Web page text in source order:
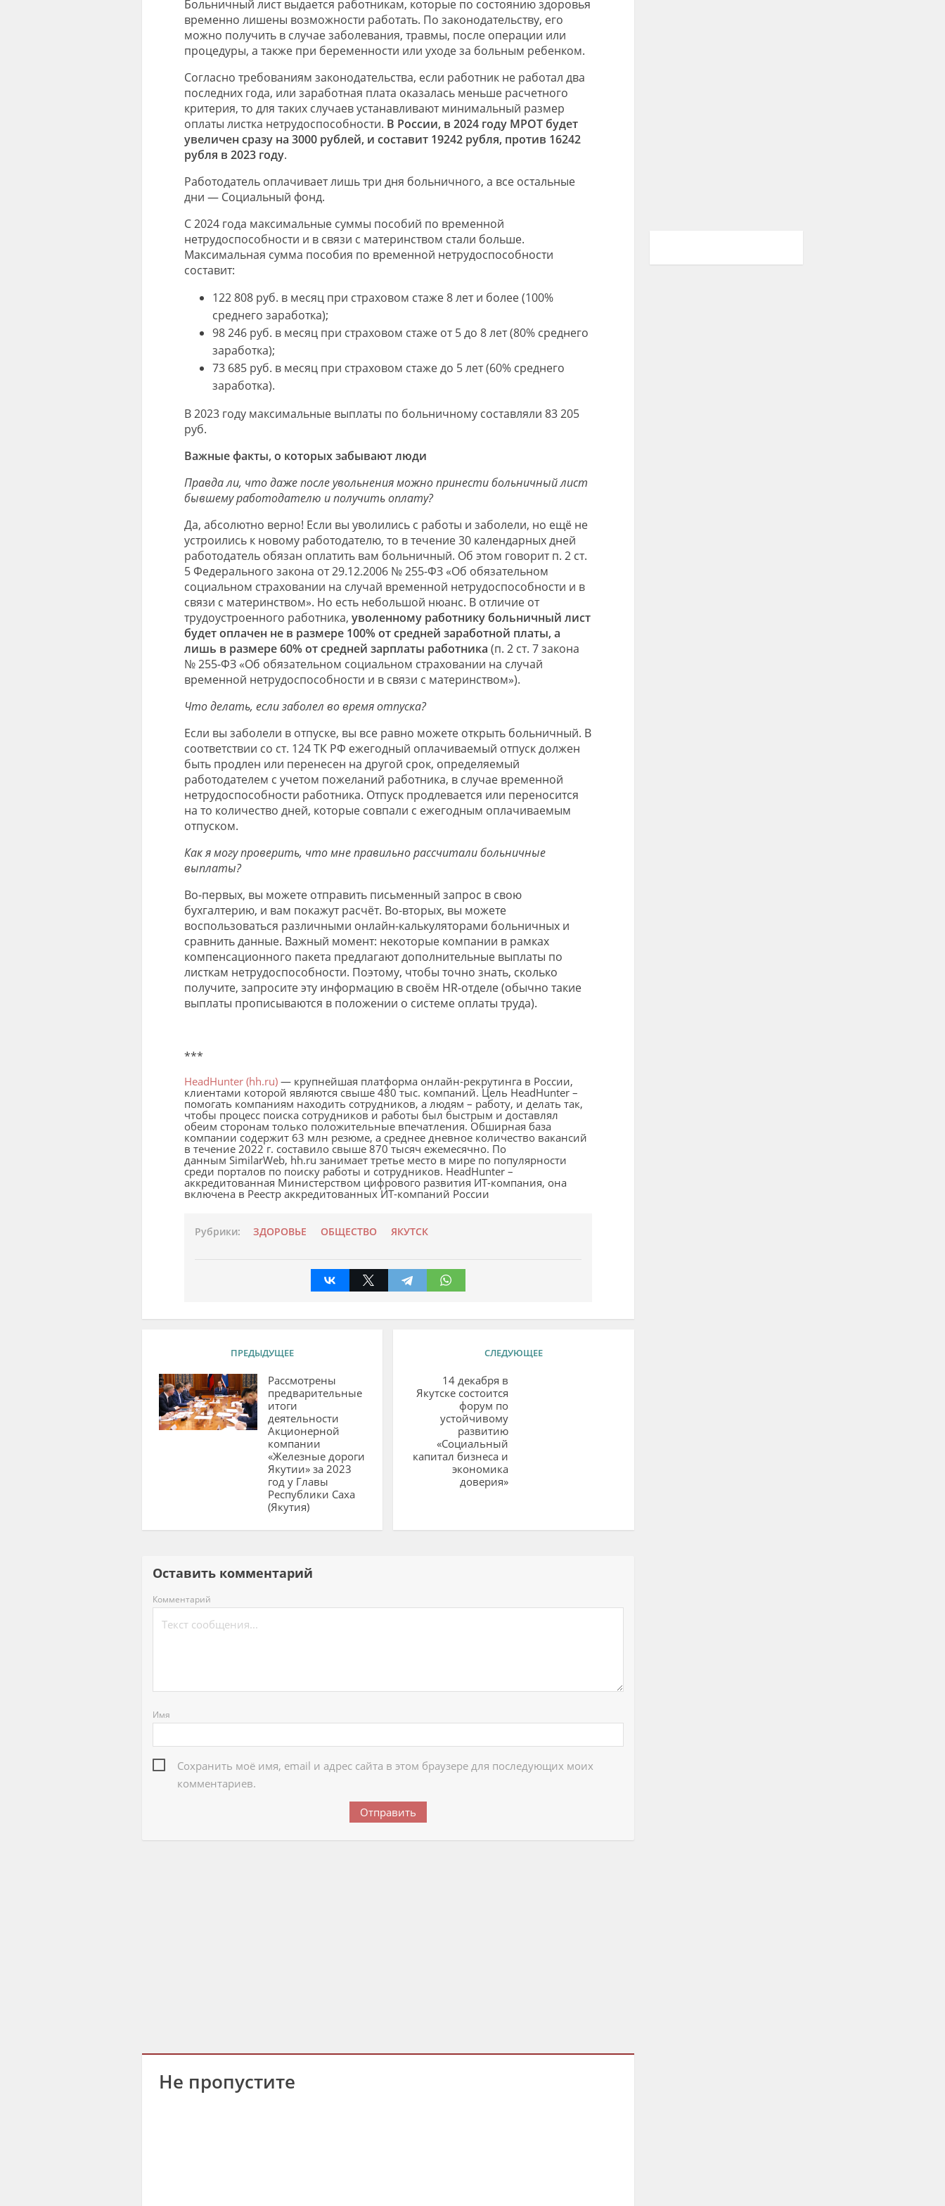
Больничный лист выдается работникам, которые по состоянию здоровья
временно лишены возможности работать. По законодательству, его
можно получить в случае заболевания, травмы, после операции или
процедуры, а также при беременности или уходе за больным ребенком.
Согласно требованиям законодательства, если работник не работал два
последних года, или заработная плата оказалась меньше расчетного
критерия, то для таких случаев устанавливают минимальный размер
оплаты листка нетрудоспособности. В России, в 2024 году МРОТ будет
увеличен сразу на 3000 рублей, и составит 19242 рубля, против 16242
рубля в 2023 году.
Работодатель оплачивает лишь три дня больничного, а все остальные
дни — Социальный фонд.
С 2024 года максимальные суммы пособий по временной
нетрудоспособности и в связи с материнством стали больше.
Максимальная сумма пособия по временной нетрудоспособности
составит:
122 808 руб. в месяц при страховом стаже 8 лет и более (100%
среднего заработка);
98 246 руб. в месяц при страховом стаже от 5 до 8 лет (80% среднего
заработка);
73 685 руб. в месяц при страховом стаже до 5 лет (60% среднего
заработка).
В 2023 году максимальные выплаты по больничному составляли 83 205
руб.
Важные факты, о которых забывают люди
Правда ли, что даже после увольнения можно принести больничный лист
бывшему работодателю и получить оплату?
Да, абсолютно верно! Если вы уволились с работы и заболели, но ещё не
устроились к новому работодателю, то в течение 30 календарных дней
работодатель обязан оплатить вам больничный. Об этом говорит п. 2 ст.
5 Федерального закона от 29.12.2006 № 255-ФЗ «Об обязательном
социальном страховании на случай временной нетрудоспособности и в
связи с материнством». Но есть небольшой нюанс. В отличие от
трудоустроенного работника, уволенному работнику больничный лист
будет оплачен не в размере 100% от средней заработной платы, а
лишь в размере 60% от средней зарплаты работника (п. 2 ст. 7 закона
№ 255-ФЗ «Об обязательном социальном страховании на случай
временной нетрудоспособности и в связи с материнством»).
Что делать, если заболел во время отпуска?
Если вы заболели в отпуске, вы все равно можете открыть больничный. В
соответствии со ст. 124 ТК РФ ежегодный оплачиваемый отпуск должен
быть продлен или перенесен на другой срок, определяемый
работодателем с учетом пожеланий работника, в случае временной
нетрудоспособности работника. Отпуск продлевается или переносится
на то количество дней, которые совпали с ежегодным оплачиваемым
отпуском.
Как я могу проверить, что мне правильно рассчитали больничные
выплаты?
Во-первых, вы можете отправить письменный запрос в свою
бухгалтерию, и вам покажут расчёт. Во-вторых, вы можете
воспользоваться различными онлайн-калькуляторами больничных и
сравнить данные. Важный момент: некоторые компании в рамках
компенсационного пакета предлагают дополнительные выплаты по
листкам нетрудоспособности. Поэтому, чтобы точно знать, сколько
получите, запросите эту информацию в своём HR-отделе (обычно такие
выплаты прописываются в положении о системе оплаты труда).
***
HeadHunter (hh.ru)— крупнейшая платформа онлайн-рекрутинга в России,
клиентами которой являются свыше 480 тыс. компаний. Цель HeadHunter –
помогать компаниям находить сотрудников, а людям – работу, и делать так,
чтобы процесс поиска сотрудников и работы был быстрым и доставлял
обеим сторонам только положительные впечатления. Обширная база
компании содержит 63 млн резюме, а среднее дневное количество вакансий
в течение 2022 г. составило свыше 870 тысяч ежемесячно. По
данным SimilarWeb, hh.ru занимает третье место в мире по популярности
среди порталов по поиску работы и сотрудников. HeadHunter –
аккредитованная Министерством цифрового развития ИТ-компания, она
включена в Реестр аккредитованных ИТ-компаний России
Рубрики: ЗДОРОВЬЕ ОБЩЕСТВО ЯКУТСК
ПРЕДЫДУЩЕЕ
Рассмотрены
предварительные
итоги
деятельности
Акционерной
компании
«Железные дороги
Якутии» за 2023
год у Главы
Республики Саха
(Якутия)
СЛЕДУЮЩЕЕ
14 декабря в
Якутске состоится
форум по
устойчивому
развитию
«Социальный
капитал бизнеса и
экономика
доверия»
Оставить комментарий
Комментарий
Имя
Сохранить моё имя, email и адрес сайта в этом браузере для последующих моих
комментариев.
Не пропустите